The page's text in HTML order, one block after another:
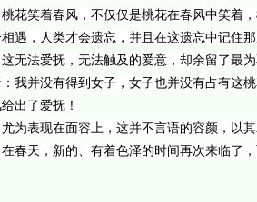
花笑着春风，不仅仅是桃花在春风中笑着
遇，人类才会遗忘，并且在这遗忘中记住
无法爱抚，无法触及的爱意，却余留了最
我并没有得到女子，女子也并没有占有这
出了爱抚！
为表现在面容上，这并不言语的容颜，以
春天，新的、有着色泽的时间再次来临了